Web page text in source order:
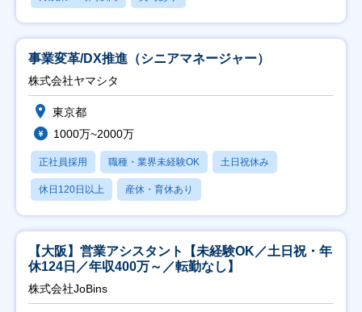
事業変革/DX推進（シニアマネージャー）
株式会社ヤマシタ
東京都
1000万~2000万
正社員採用 職種・業界未経験OK 土日祝休み
休日120日以上 産休・育休あり
【大阪】営業アシスタント【未経験OK／土日祝・年
休124日／年収400万～／転勤なし】
株式会社JoBins